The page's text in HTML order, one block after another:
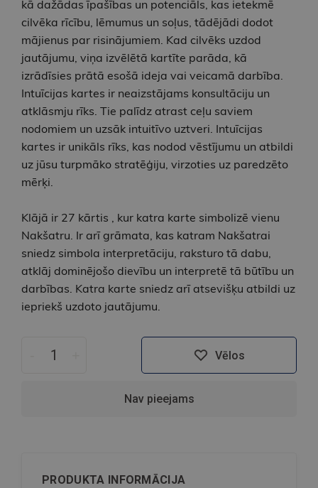
kā dažādas īpašības un potenciāls, kas ietekmē
cilvēka rīcību, lēmumus un soļus, tādējādi dodot
mājienus par risinājumiem. Kad cilvēks uzdod
jautājumu, viņa izvēlētā kartīte parāda, kā
izrādīsies prātā esošā ideja vai veicamā darbība.
Intuīcijas kartes ir neaizstājams konsultāciju un
atklāsmju rīks. Tie palīdz atrast ceļu saviem
nodomiem un uzsāk intuitīvo uztveri. Intuīcijas
kartes ir unikāls rīks, kas nodod vēstījumu un atbildi
uz jūsu turpmāko stratēģiju, virzoties uz paredzēto
mērķi.
Klājā ir 27 kārtis , kur katra karte simbolizē vienu
Nakšatru. Ir arī grāmata, kas katram Nakšatrai
sniedz simbola interpretāciju, raksturo tā dabu,
atklāj dominējošo dievību un interpretē tā būtību un
darbības. Katra karte sniedz arī atsevišķu atbildi uz
iepriekš uzdoto jautājumu.
Vēlos
Nav pieejams
PRODUKTA INFORMĀCIJA